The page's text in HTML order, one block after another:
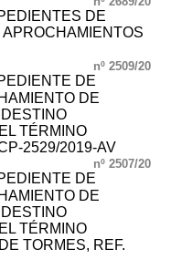
DE
nº 2509/20
DE
DE
TÉRMINO
2529/2019-AV
nº 2507/20
DE
DE
TÉRMINO
TORMES, REF.